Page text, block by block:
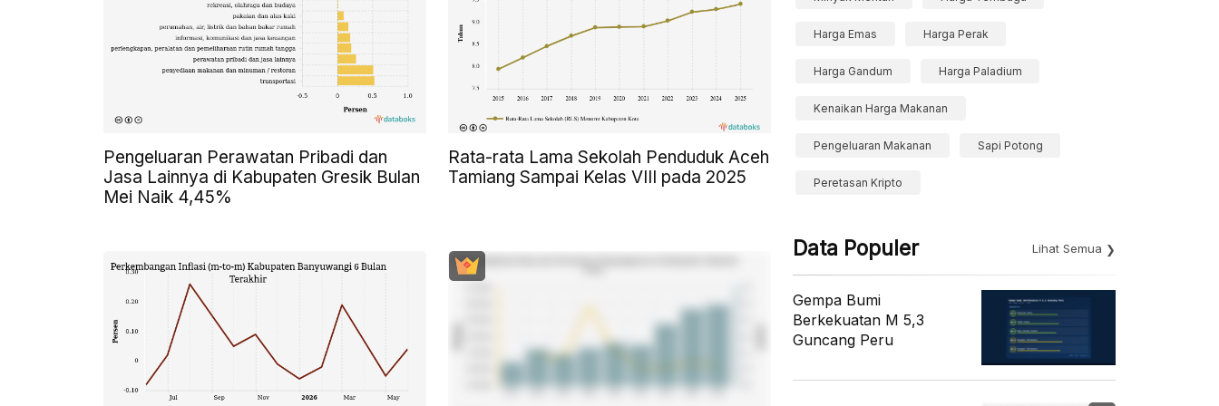
Pengeluaran Perawatan Pribadi dan
Jasa Lainnya di Kabupaten Gresik Bulan
Mei Naik 4,45%
Rata-rata Lama Sekolah Penduduk Aceh
Tamiang Sampai Kelas VIII pada 2025
Harga Emas Harga Perak
Harga Gandum Harga Paladium
Kenaikan Harga Makanan
Pengeluaran Makanan Sapi Potong
Peretasan Kripto
Data Populer Lihat Semua
Gempa Bumi
Berkekuatan M 5,3
Guncang Peru